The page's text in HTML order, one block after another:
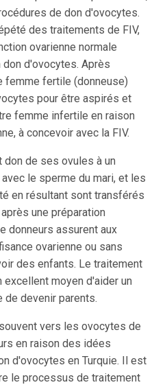
de don d'ovocytes.
des traitements de FIV,
ovarienne normale
d'ovocytes. Après
femme fertile (donneuse)
pour être aspirés et
femme infertile en raison
à concevoir avec la FIV.
de ses ovules à un
le sperme du mari, et les
en résultant sont transférés
une préparation
donneurs assurent aux
ovarienne ou sans
des enfants. Le traitement
moyen d'aider un
de devenir parents.
vers les ovocytes de
en raison des idées
d'ovocytes en Turquie. Il est
le processus de traitement